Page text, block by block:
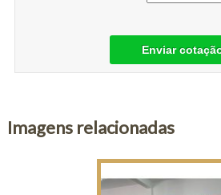
Enviar
Imagens relacionadas